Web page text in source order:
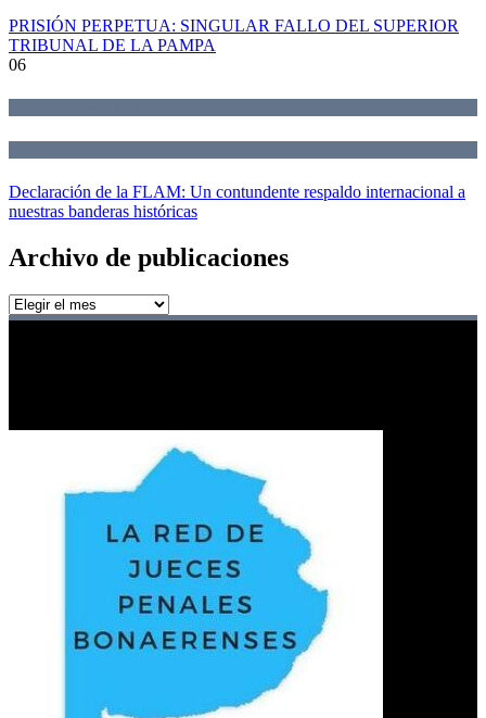
PRISIÓN PERPETUA: SINGULAR FALLO DEL SUPERIOR
TRIBUNAL DE LA PAMPA
06
Declaración de la FLAM: Un contundente respaldo internacional a
nuestras banderas históricas
Archivo de publicaciones
Archivo
de